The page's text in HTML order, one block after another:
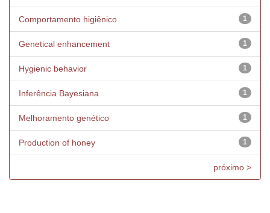
1
Comportamento higiênico
1
Genetical enhancement
1
Hygienic behavior
1
Inferência Bayesiana
1
Melhoramento genético
1
Production of honey
próximo >